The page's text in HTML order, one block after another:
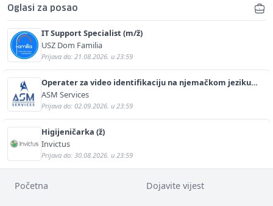
Oglasi za posao
IT Support Specialist (m/ž)
USZ Dom Familia
Prijava do: 21.08.2026. u 23:59
Operater za video identifikaciju na njemačkom jeziku
(m/ž)
ASM Services
Prijava do: 02.09.2026. u 23:59
Higijeničarka (ž)
Invictus
Prijava do: 30.08.2026. u 23:59
Početna Dojavite vijest